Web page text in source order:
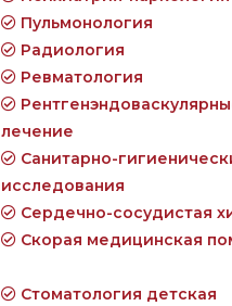
Пульмонология
Радиология
Ревматология
лечение
Санитарно-
исследования
Сердечно-сосудистая
Скорая медицинская
Стоматология детская